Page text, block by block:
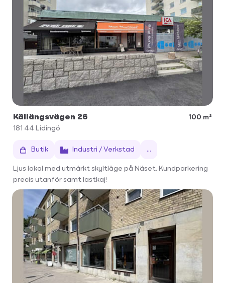
Källängsvägen 26
100 m²
181 44 Lidingö
Butik Industri / Verkstad ...
Ljus lokal med utmärkt skyltläge på Näset. Kundparkering
precis utanför samt lastkaj!